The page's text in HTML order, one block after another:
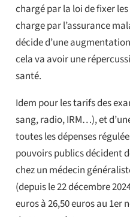
chargé par la loi de fixer
charge par l’assurance
décide d’une
cela va avoir une
santé.
Idem pour les tarifs des
sang, radio, IRM…), et
toutes les dépenses
pouvoirs publics décident
chez un médecin
(depuis le 22 décembre
euros à 26,50 euros au 1er